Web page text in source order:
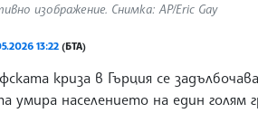
изображение. Снимка: AP/Eric Gay
13:22 (БТА)
криза в Гърция се
умира населението на един голям